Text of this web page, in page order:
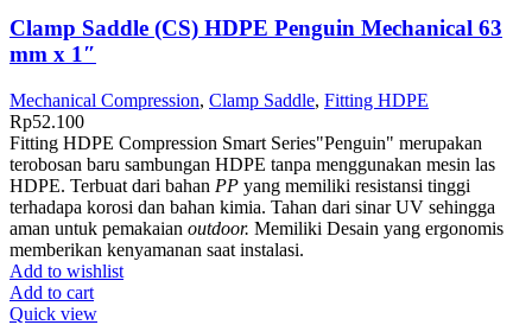
Clamp Saddle (CS) HDPE Penguin Mechanical 63
mm x 1″
Mechanical Compression, Clamp Saddle, Fitting HDPE
Rp52.100
Fitting HDPE Compression Smart Series"Penguin" merupakan
terobosan baru sambungan HDPE tanpa menggunakan mesin las
HDPE. Terbuat dari bahan PP yang memiliki resistansi tinggi
terhadapa korosi dan bahan kimia. Tahan dari sinar UV sehingga
aman untuk pemakaian outdoor. Memiliki Desain yang ergonomis
memberikan kenyamanan saat instalasi.
Add to wishlist
Add to cart
Quick view